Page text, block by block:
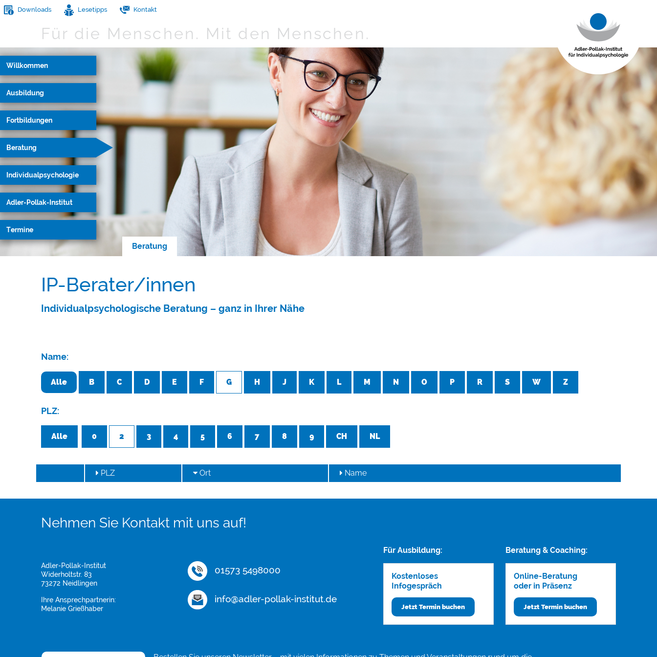
Downloads Lesetipps Kontakt
Für die Menschen. Mit den Menschen.
Willkommen
Ausbildung
Fortbildungen
Beratung
Individualpsychologie
Adler-Pollak-Institut
Termine
Beratung
IP-Berater/innen
Individualpsychologische Beratung – ganz in Ihrer Nähe
Name:
Alle B C D E F G H J K L M N O P R S W Z
PLZ:
Alle 0 2 3 4 5 6 7 8 9 CH NL
PLZ Ort Name
Nehmen Sie Kontakt mit uns auf!
Adler-Pollak-Institut
Widerholtstr. 83
73272 Neidlingen
Ihre Ansprechpartnerin:
Melanie Grießhaber
01573 5498000
info@adler-pollak-institut.de
Für Ausbildung:
Kostenloses
Infogespräch
Jetzt Termin buchen
Beratung & Coaching:
Online-Beratung
oder in Präsenz
Jetzt Termin buchen